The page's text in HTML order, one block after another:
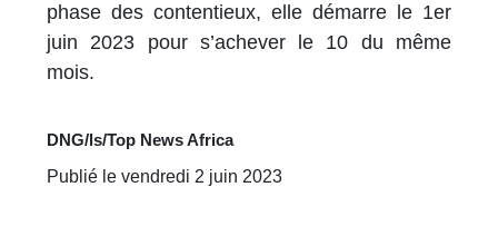
phase des contentieux, elle démarre le 1er
juin 2023 pour s’achever le 10 du même
mois.
DNG/ls/Top News Africa
Publié le vendredi 2 juin 2023